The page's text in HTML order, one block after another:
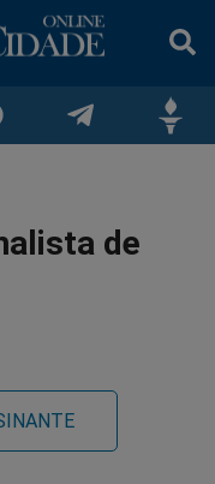
node